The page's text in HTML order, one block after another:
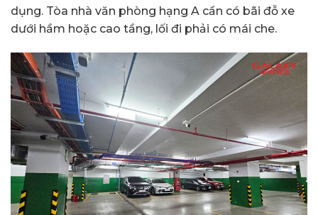
dụng. Tòa nhà văn phòng hạng A cần có bãi đỗ xe
dưới hầm hoặc cao tầng, lối đi phải có mái che.